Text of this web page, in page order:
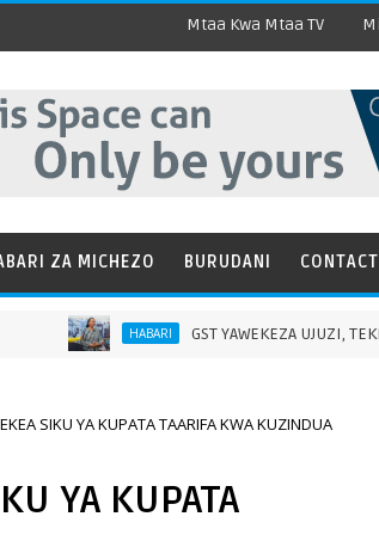
Mtaa Kwa Mtaa TV
ZA MICHEZO BURUDANI
GST YAWEKEZA UJUZI, TEKNOLOJIA
SIKU YA KUPATA TAARIFA KWA KUZINDUA
YA KUPATA